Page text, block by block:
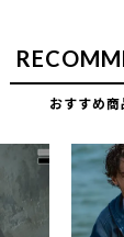
おすすめ商